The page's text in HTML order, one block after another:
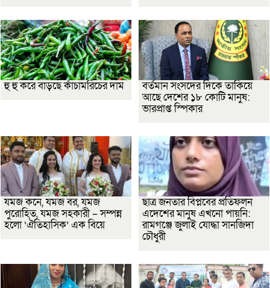
হু হু করে বাড়ছে কাঁচামরিচের দাম
বর্তমান সংসদের দিকে তাকিয়ে
আছে দেশের ১৮ কোটি মানুষ:
ভারপ্রাপ্ত স্পিকার
যমজ কনে, যমজ বর, যমজ
পুরোহিত, যমজ সহকারী – সম্পন্ন
হলো ‘ঐতিহাসিক’ এক বিয়ে
ছাত্র জনতার বিপ্লবের প্রতিফলন
এদেশের মানুষ এখনো পায়নি:
রামগঞ্জে জুলাই যোদ্ধা সানজিদা
চৌধুরী